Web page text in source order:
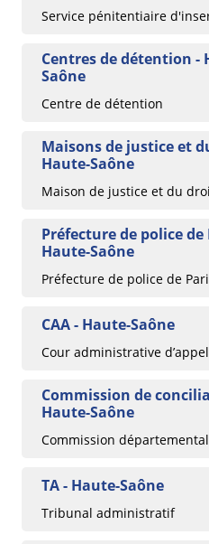
Service pénitentiaire
Centres de détention -
Saône
Centre de détention
Maisons de justice et
Haute-Saône
Maison de justice et du
Préfecture de police de
Haute-Saône
Préfecture de police de
CAA - Haute-Saône
Cour administrative d’appel
Commission de
Haute-Saône
Commission
TA - Haute-Saône
Tribunal administratif